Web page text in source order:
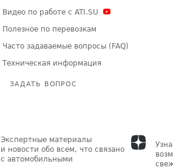
Видео по работе с ATI.SU
Полезное по перевозкам
Часто задаваемые вопросы (FAQ)
Техническая информация
ЗАДАТЬ ВОПРОС
Экспертные материалы
и новости обо всем, что связано
с автомобильными